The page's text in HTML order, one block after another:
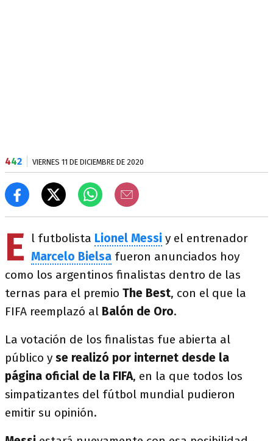
442 VIERNES 11 DE DICIEMBRE DE 2020
E l futbolista Lionel Messi y el entrenador
Marcelo Bielsa fueron anunciados hoy
como los argentinos finalistas dentro de las
ternas para el premio The Best, con el que la
FIFA reemplazó al Balón de Oro.
La votación de los finalistas fue abierta al
público y se realizó por internet desde la
página oficial de la FIFA, en la que todos los
simpatizantes del fútbol mundial pudieron
emitir su opinión.